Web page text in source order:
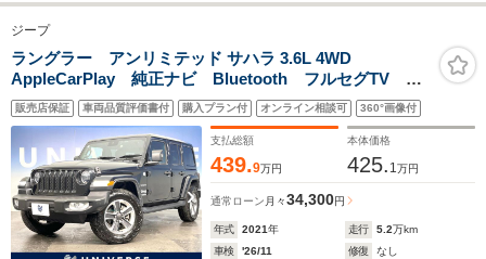
ジープ
ラングラー アンリミテッド サハラ 3.6L 4WD
AppleCarPlay 純正ナビ Bluetooth フルセグTV バ
ックカメラ シートヒーター前席 LEDヘッドライト
LEDフォグライト 純正18インチアルミホイール アル
パインスピーカー
販売店保証 車両品質評価書付 購入プラン付 オンライン相談可 360°画像付
支払総額
439.9万円
本体価格
425. 1万円
通常ローン 月々34,300円
年式 2021年 走行 5.2万km
車検
'26/11 修復
なし